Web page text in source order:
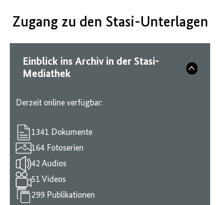
Zugang zu den Stasi-Unterlagen
Einblick ins Archiv in der Stasi-
Mediathek
Derzeit online verfügbar:
1341 Dokumente
164 Fotoserien
42 Audios
51 Videos
299 Publikationen